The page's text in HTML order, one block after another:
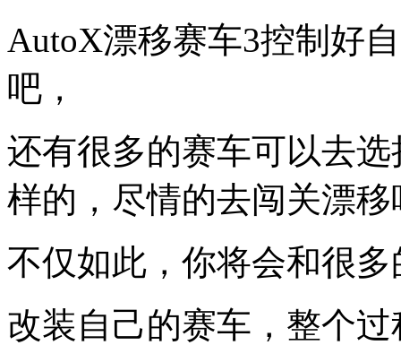
AutoX漂移赛车3控制好
吧，
还有很多的赛车可以去
样的，尽情的去闯关漂移
不仅如此，你将会和很
改装自己的赛车，整个